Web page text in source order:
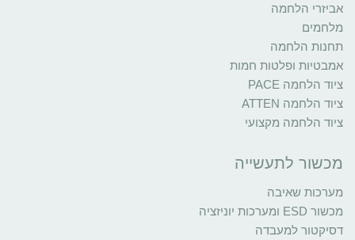
אביזרי הלחמה
מלחמים
תחנות הלחמה
אמבטיות ופלטות חמות
ציוד הלחמה PACE
ציוד הלחמה ATTEN
ציוד הלחמה מקצועי
מכשור לתעשייה
מערכות שאיבה
מכשור ESD ומערכות יוניזציה
דסיקטור למעבדה